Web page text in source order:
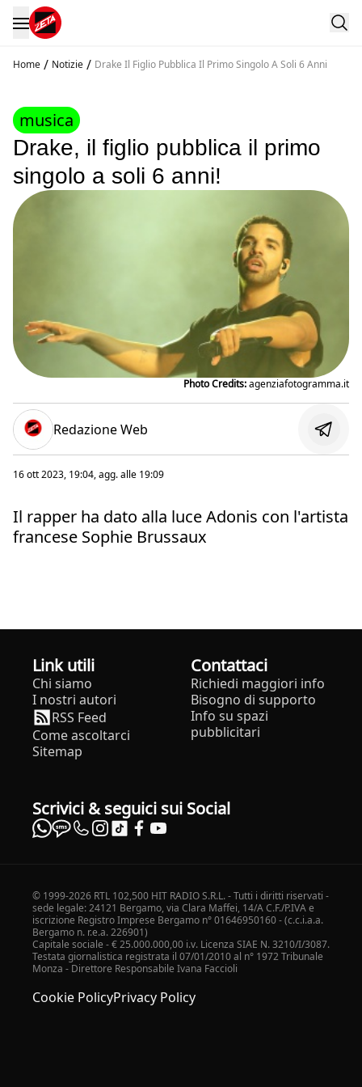
Home / Notizie / Drake Il Figlio Pubblica Il Primo Singolo A Soli 6 Anni
musica
Drake, il figlio pubblica il primo
singolo a soli 6 anni!
Photo Credits:agenziafotogramma.it
Redazione Web
16 ott 2023, 19:04, agg. alle 19:09
Il rapper ha dato alla luce Adonis con l'artista
francese Sophie Brussaux
Link utili
Chi siamo
I nostri autori
RSS Feed
Come ascoltarci
Sitemap
Contattaci
Richiedi maggiori info
Bisogno di supporto
Info su spazi
pubblicitari
Scrivici & seguici sui Social
© 1999-2026 RTL 102,500 HIT RADIO S.R.L. - Tutti i diritti riservati -
sede legale: 24121 Bergamo, via Clara Maffei, 14/A C.F./P.IVA e
iscrizione Registro Imprese Bergamo n° 01646950160 - (c.c.i.a.a.
Bergamo n. r.e.a. 226901)
Capitale sociale - € 25.000.000,00 i.v. Licenza SIAE N. 3210/I/3087.
Testata giornalistica registrata il 07/01/2010 al n° 1972 Tribunale
Monza - Direttore Responsabile Ivana Faccioli
Cookie PolicyPrivacy Policy